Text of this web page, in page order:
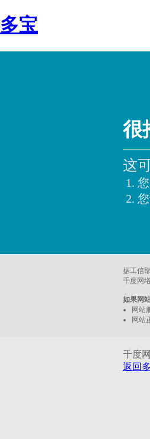
多宝
很
这
据工信
千度网
如果网
网站
网站
千度
返回